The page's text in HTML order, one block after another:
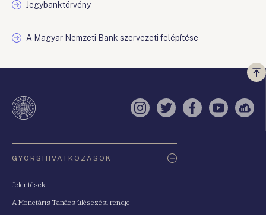
Jegybanktörvény
A Magyar Nemzeti Bank szervezeti felépítése
a
Instagram
TwitterFacebook
YouTube
GYORSHIVATKOZÁSOK
Jelentések
A Monetáris Tanács ülésezési rendje